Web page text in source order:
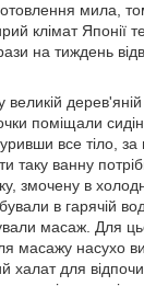
мила,
клімат Японії
на тиждень
поміщали
все тіло,
таку ванну
змочену в
в гарячій
масаж. Для
масажу насухо
халат для